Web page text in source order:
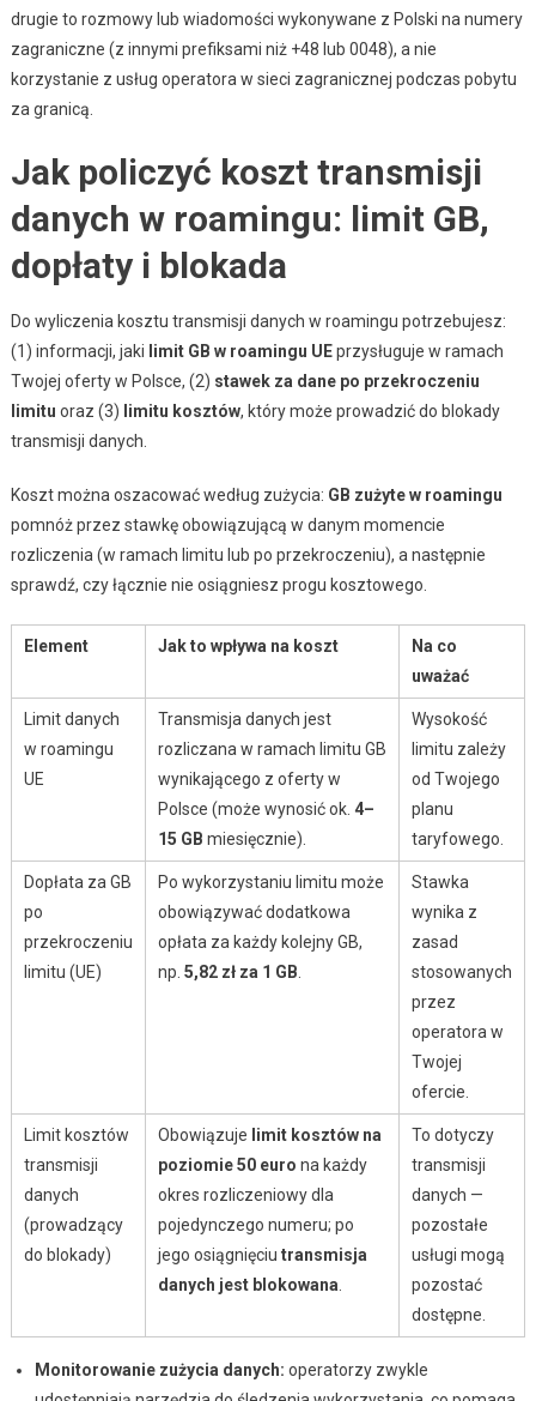
drugie to rozmowy lub wiadomości wykonywane z Polski na numery
zagraniczne (z innymi prefiksami niż +48 lub 0048), a nie
korzystanie z usług operatora w sieci zagranicznej podczas pobytu
za granicą.
Jak policzyć koszt transmisji
danych w roamingu: limit GB,
dopłaty i blokada
Do wyliczenia kosztu transmisji danych w roamingu potrzebujesz:
(1) informacji, jaki limit GB w roamingu UEprzysługuje w ramach
Twojej oferty w Polsce, (2) stawek za dane po przekroczeniu
limitu oraz (3) limitu kosztów, który może prowadzić do blokady
transmisji danych.
Koszt można oszacować według zużycia: GB zużyte w roamingu
pomnóż przez stawkę obowiązującą w danym momencie
rozliczenia (w ramach limitu lub po przekroczeniu), a następnie
sprawdź, czy łącznie nie osiągniesz progu kosztowego.
Element Jak to wpływa na koszt
Na co
uważać
Limit danych
w roamingu
UE
Transmisja danych jest
rozliczana w ramach limitu GB
wynikającego z oferty w
Polsce (może wynosić ok. 4–
15 GB miesięcznie).
Wysokość
limitu zależy
od Twojego
planu
taryfowego.
Dopłata za GB
po
przekroczeniu
limitu (UE)
Po wykorzystaniu limitu może
obowiązywać dodatkowa
opłata za każdy kolejny GB,
np. 5,82 zł za 1 GB
Stawka
wynika z
zasad
stosowanych
przez
operatora w
Twojej
ofercie.
Limit kosztów
transmisji
danych
(prowadzący
do blokady)
Obowiązuje limit kosztów na
poziomie 50 euro na każdy
okres rozliczeniowy dla
pojedynczego numeru; po
jego osiągnięciu transmisja
danych jest blokowana
To dotyczy
transmisji
danych —
pozostałe
usługi mogą
pozostać
dostępne.
Monitorowanie zużycia danych: operatorzy zwykle